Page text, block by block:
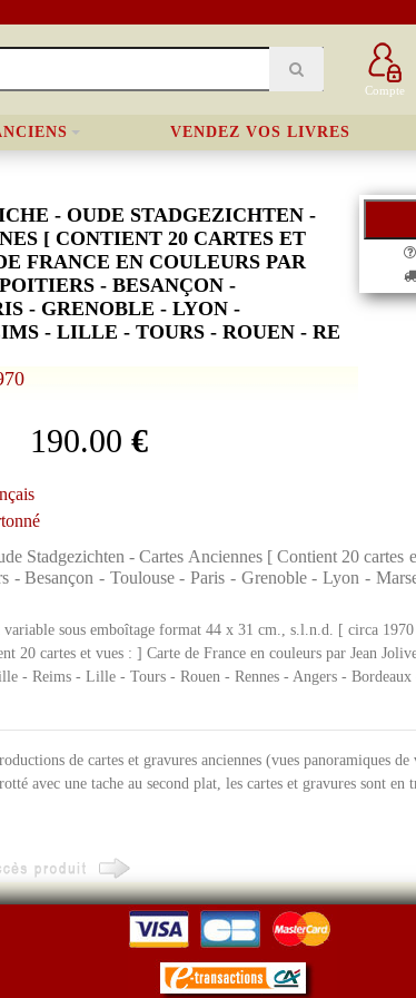
Compte
VENDEZ VOS LIVRES
- OUDE STADGEZICHTEN -
[ CONTIENT 20 CARTES ET
FRANCE EN COULEURS PAR
- BESANÇON -
- GRENOBLE - LYON -
- LILLE - TOURS - ROUEN - RE
190.00 €
Stadgezichten - Cartes Anciennes [ Contient 20 cartes
- Besançon - Toulouse - Paris - Grenoble - Lyon -
variable sous emboîtage format 44 x 31 cm., s.l.n.d. [ circa
20 cartes et vues : ] Carte de France en couleurs par Jean
- Reims - Lille - Tours - Rouen - Rennes - Angers -
de cartes et gravures anciennes (vues panoramiques
avec une tache au second plat, les cartes et gravures sont en